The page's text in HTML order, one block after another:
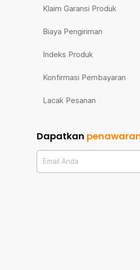
Klaim Garansi Produk
Biaya Pengiriman
Indeks Produk
Konfirmasi Pembayaran
Lacak Pesanan
Dapatkan
Email Anda